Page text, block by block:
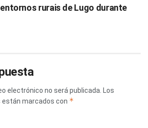
entornos rurais de Lugo durante
electrónico no será publicada.
Los
marcados con *